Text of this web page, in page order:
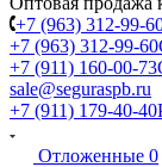
+7 (963) 312-99-
+7 (963) 312-99-60
+7 (911) 160-00-73
sale@seguraspb.ru
+7 (911) 179-40-40
Отложенные 0